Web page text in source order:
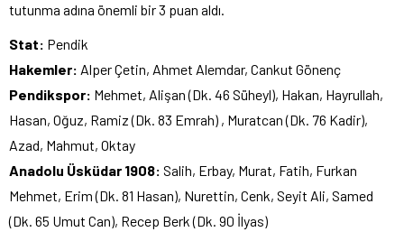
tutunma adına önemli bir 3 puan aldı.
Stat: Pendik
Hakemler: Alper Çetin, Ahmet Alemdar, Cankut Gönenç
Pendikspor: Mehmet, Alişan (Dk. 46 Süheyl), Hakan, Hayrullah,
Hasan, Oğuz, Ramiz (Dk. 83 Emrah) , Muratcan (Dk. 76 Kadir),
Azad, Mahmut, Oktay
Anadolu Üsküdar 1908: Salih, Erbay, Murat, Fatih, Furkan
Mehmet, Erim (Dk. 81 Hasan), Nurettin, Cenk, Seyit Ali, Samed
(Dk. 65 Umut Can), Recep Berk (Dk. 90 İlyas)